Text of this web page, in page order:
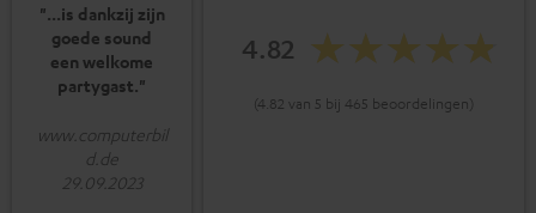
"...is dankzij zijn
goede sound
een welkome
partygast."
www.computerbil
d.de
29.09.2023
4.82
(4.82 van 5 bij 465 beoordelingen)